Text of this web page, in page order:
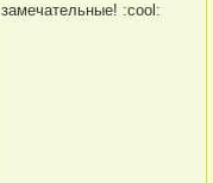
замечательные! :cool: